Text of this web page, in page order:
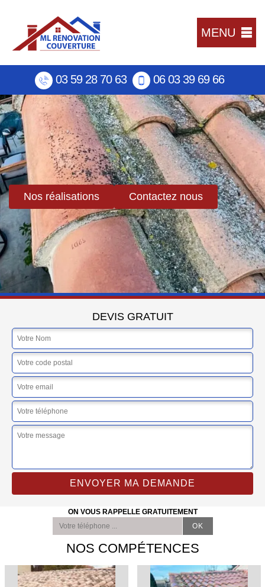
MENU
03 59 28 70 63 06 03 39 69 66
Nos réalisations Contactez nous
DEVIS GRATUIT
ON VOUS RAPPELLE GRATUITEMENT
NOS COMPÉTENCES